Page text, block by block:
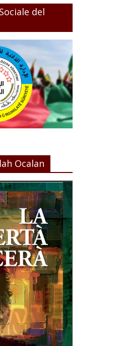
del
Ocalan